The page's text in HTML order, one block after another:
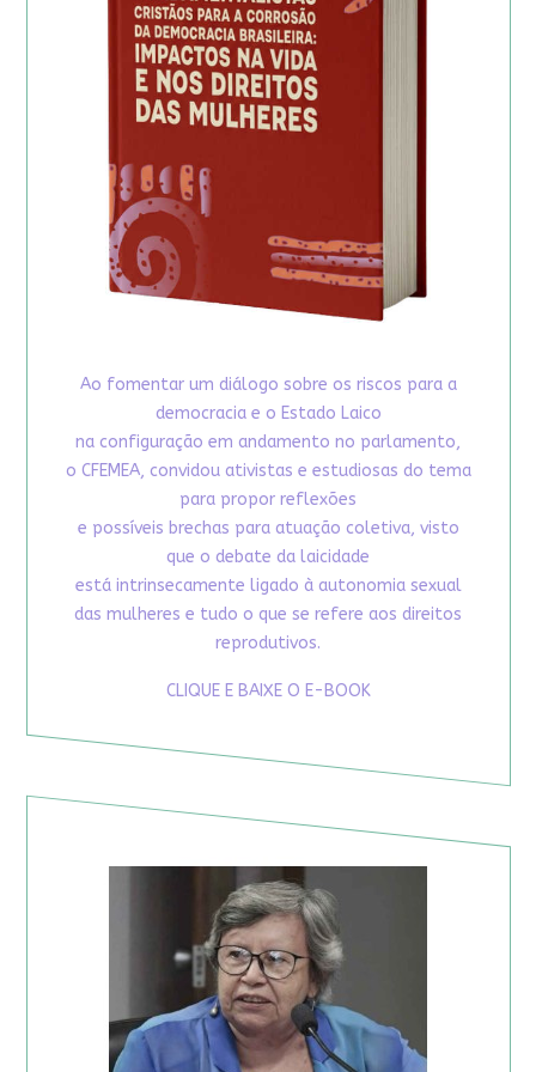
Ao fomentar um diálogo sobre os riscos para a
democracia e o Estado Laico
na configuração em andamento no parlamento,
o CFEMEA, convidou ativistas e estudiosas do tema
para propor reflexões
e possíveis brechas para atuação coletiva, visto
que o debate da laicidade
está intrinsecamente ligado à autonomia sexual
das mulheres e tudo o que se refere aos direitos
reprodutivos.
CLIQUE E BAIXE O E-BOOK